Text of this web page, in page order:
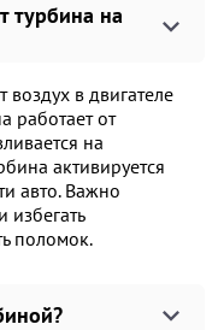
турбина на
воздух в двигателе
работает от
на
активируется
авто. Важно
избегать
поломок.